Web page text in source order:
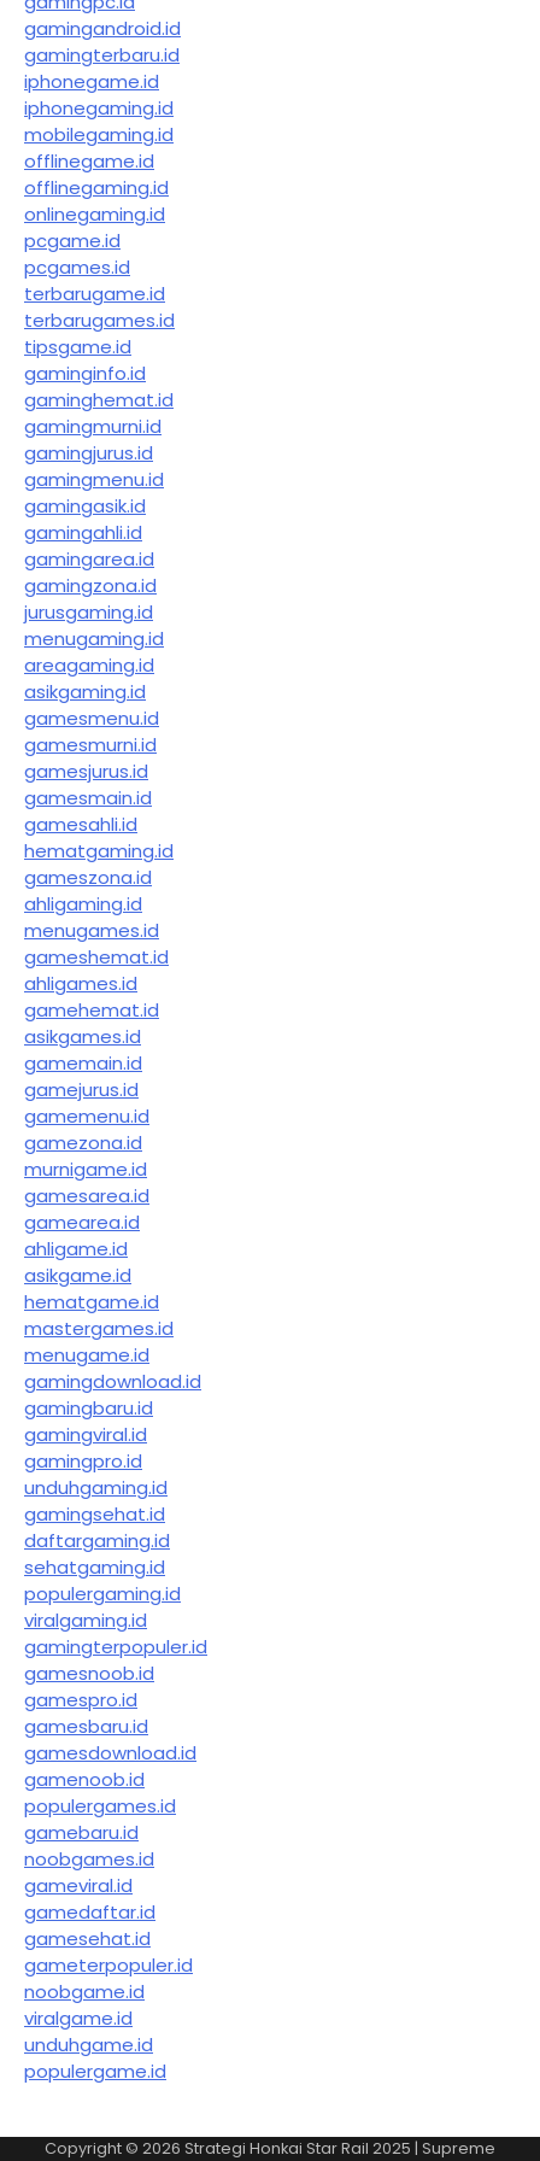
gamingandroid.id
gamingterbaru.id
iphonegame.id
iphonegaming.id
mobilegaming.id
offlinegame.id
offlinegaming.id
onlinegaming.id
pcgame.id
pcgames.id
terbarugame.id
terbarugames.id
tipsgame.id
gaminginfo.id
gaminghemat.id
gamingmurni.id
gamingjurus.id
gamingmenu.id
gamingasik.id
gamingahli.id
gamingarea.id
gamingzona.id
jurusgaming.id
menugaming.id
areagaming.id
asikgaming.id
gamesmenu.id
gamesmurni.id
gamesjurus.id
gamesmain.id
gamesahli.id
hematgaming.id
gameszona.id
ahligaming.id
menugames.id
gameshemat.id
ahligames.id
gamehemat.id
asikgames.id
gamemain.id
gamejurus.id
gamemenu.id
gamezona.id
murnigame.id
gamesarea.id
gamearea.id
ahligame.id
asikgame.id
hematgame.id
mastergames.id
menugame.id
gamingdownload.id
gamingbaru.id
gamingviral.id
gamingpro.id
unduhgaming.id
gamingsehat.id
daftargaming.id
sehatgaming.id
populergaming.id
viralgaming.id
gamingterpopuler.id
gamesnoob.id
gamespro.id
gamesbaru.id
gamesdownload.id
gamenoob.id
populergames.id
gamebaru.id
noobgames.id
gameviral.id
gamedaftar.id
gamesehat.id
gameterpopuler.id
noobgame.id
viralgame.id
unduhgame.id
populergame.id
Copyright © 2026 Strategi Honkai Star Rail 2025 | Supreme